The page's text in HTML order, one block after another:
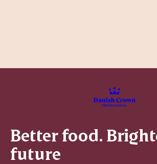
Better food.
future